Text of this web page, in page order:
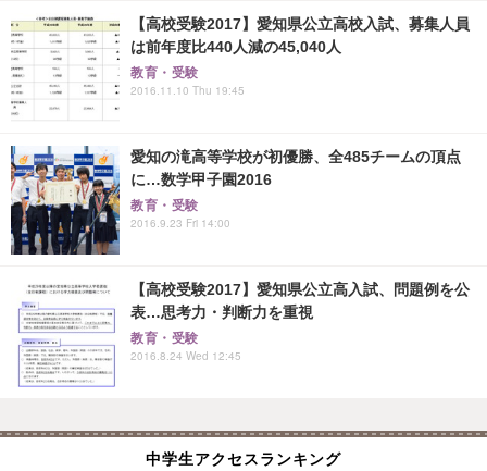
【高校受験2017】愛知県公立高校入試、募集人員
は前年度比440人減の45,040人
教育・受験
2016.11.10 Thu 19:45
愛知の滝高等学校が初優勝、全485チームの頂点
に…数学甲子園2016
教育・受験
2016.9.23 Fri 14:00
【高校受験2017】愛知県公立高入試、問題例を公
表…思考力・判断力を重視
教育・受験
2016.8.24 Wed 12:45
中学生アクセスランキング